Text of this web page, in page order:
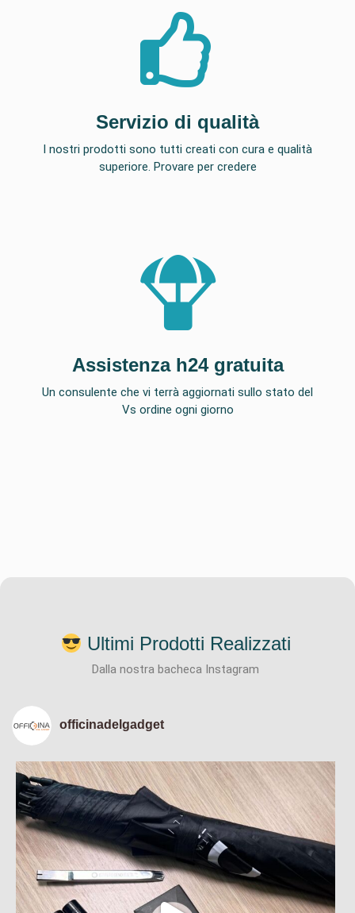
Servizio di qualità
I nostri prodotti sono tutti creati con cura e qualità
superiore. Provare per credere
Assistenza h24 gratuita
Un consulente che vi terrà aggiornati sullo stato del
Vs ordine ogni giorno
Ultimi Prodotti Realizzati
Dalla nostra bacheca Instagram
officinadelgadget